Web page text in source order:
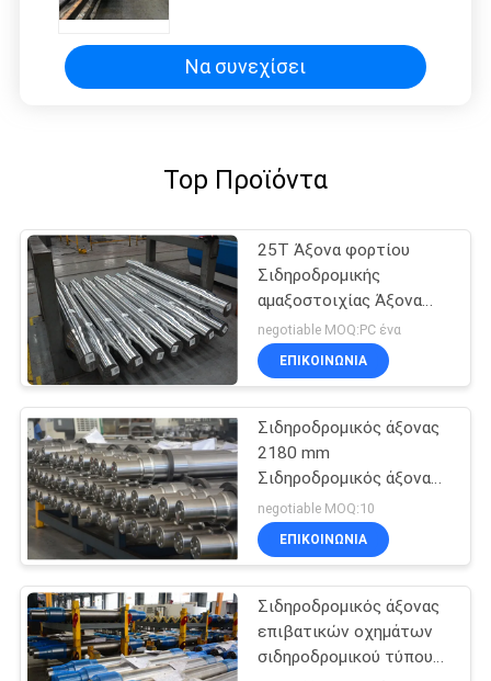
Να συνεχίσει
Top Προϊόντα
25T Άξονα φορτίου
Σιδηροδρομικής
αμαξοστοιχίας Άξονα
1435mm Αξιόπιστο
πρότυπο AAR / GOST /
TSI
negotiable MOQ:PC ένα
ΕΠΙΚΟΙΝΩΝΙΑ
Σιδηροδρομικός άξονας
2180 mm
Σιδηροδρομικός άξονας
για βαγόνες
σιδηροδρομικών
οχημάτων AAR / TSI /
negotiable MOQ:10
ΕΠΙΚΟΙΝΩΝΙΑ
Σιδηροδρομικός άξονας
επιβατικών οχημάτων
σιδηροδρομικού τύπου